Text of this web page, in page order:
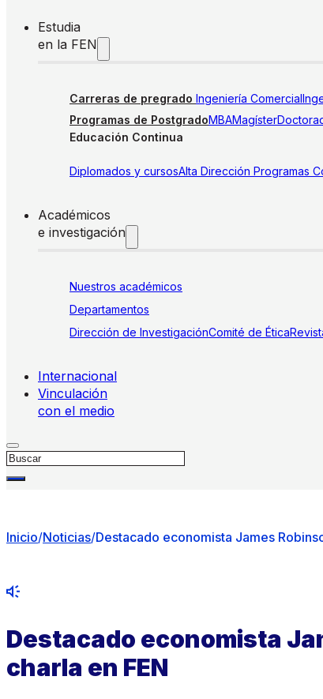
Estudia
en la FEN
Carreras de pregrado Ingeniería Comercial
Programas de PostgradoMBAMagíster
Educación Continua
Diplomados y cursosAlta Dirección Programas
Académicos
e investigación
Nuestros académicos
Departamentos
Dirección de InvestigaciónComité de Ética
Internacional
Vinculación
con el medio
Buscar
Inicio/Noticias/Destacado economista James
Destacado economista
charla en FEN